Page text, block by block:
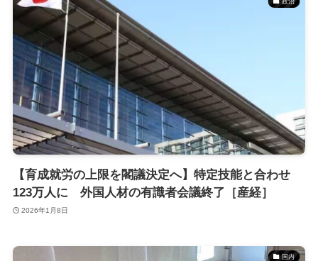
【育成就労の上限を閣議決定へ】特定技能と合わせ
123万人に 外国人材の有識者会議終了［産経］
2026年1月8日
国内